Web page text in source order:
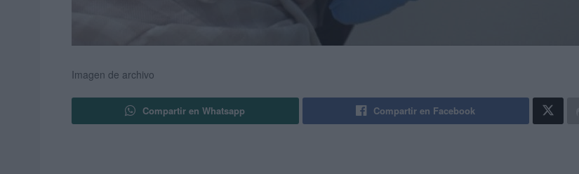
Imagen de archivo
Compartir en Whatsapp Compartir en Facebook